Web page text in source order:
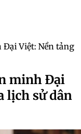
Việt: Nền tảng
minh Đại
lịch sử dân